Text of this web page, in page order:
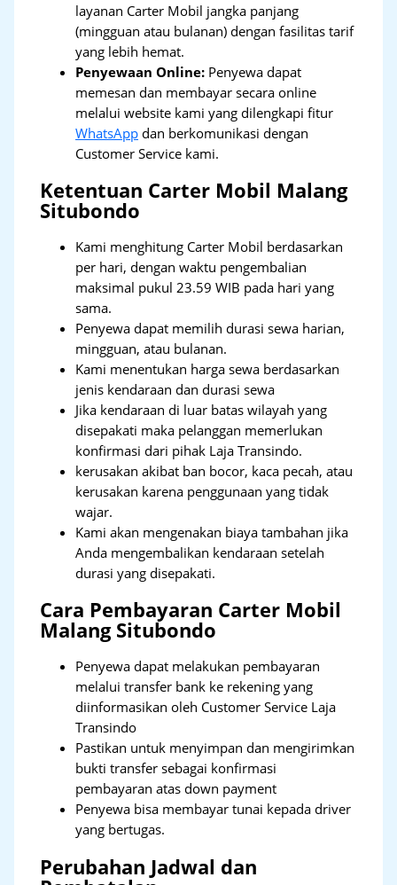
layanan Carter Mobil jangka panjang
(mingguan atau bulanan) dengan fasilitas tarif
yang lebih hemat.
Penyewaan Online: Penyewa dapat
memesan dan membayar secara online
melalui website kami yang dilengkapi fitur
WhatsApp dan berkomunikasi dengan
Customer Service kami.
Ketentuan Carter Mobil Malang
Situbondo
Kami menghitung Carter Mobil berdasarkan
per hari, dengan waktu pengembalian
maksimal pukul 23.59 WIB pada hari yang
sama.
Penyewa dapat memilih durasi sewa harian,
mingguan, atau bulanan.
Kami menentukan harga sewa berdasarkan
jenis kendaraan dan durasi sewa
Jika kendaraan di luar batas wilayah yang
disepakati maka pelanggan memerlukan
konfirmasi dari pihak Laja Transindo.
kerusakan akibat ban bocor, kaca pecah, atau
kerusakan karena penggunaan yang tidak
wajar.
Kami akan mengenakan biaya tambahan jika
Anda mengembalikan kendaraan setelah
durasi yang disepakati.
Cara Pembayaran Carter Mobil
Malang Situbondo
Penyewa dapat melakukan pembayaran
melalui transfer bank ke rekening yang
diinformasikan oleh Customer Service Laja
Transindo
Pastikan untuk menyimpan dan mengirimkan
bukti transfer sebagai konfirmasi
pembayaran atas down payment
Penyewa bisa membayar tunai kepada driver
yang bertugas.
Perubahan Jadwal dan